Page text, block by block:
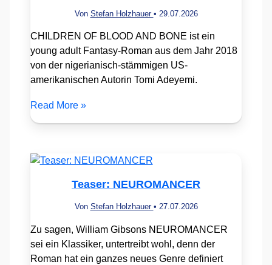
Von Stefan Holzhauer • 29.07.2026
CHILDREN OF BLOOD AND BONE ist ein
young adult Fantasy-Roman aus dem Jahr 2018
von der nigerianisch-stämmigen US-
amerikanischen Autorin Tomi Adeyemi.
Read More »
Teaser: NEUROMANCER
Von Stefan Holzhauer • 27.07.2026
Zu sagen, William Gibsons NEUROMANCER
sei ein Klassiker, untertreibt wohl, denn der
Roman hat ein ganzes neues Genre definiert